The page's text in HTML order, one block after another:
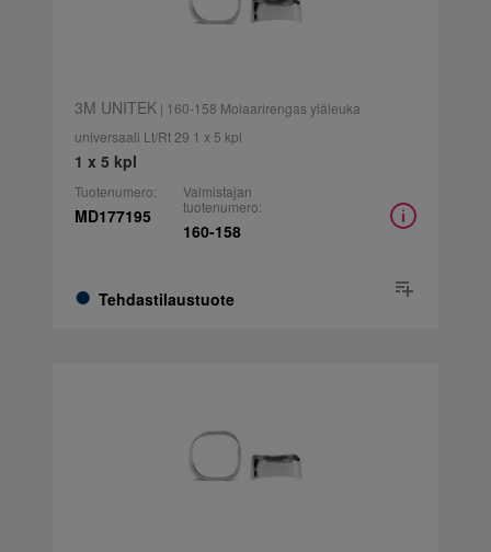
3M UNITEK| 160-158 Molaarirengas yläleuka
universaali Lt/Rt 29 1 x 5 kpl
1 x 5 kpl
Tuotenumero:
MD177195
Tehdastilaustuote
Valmistajan
tuotenumero:
160-158